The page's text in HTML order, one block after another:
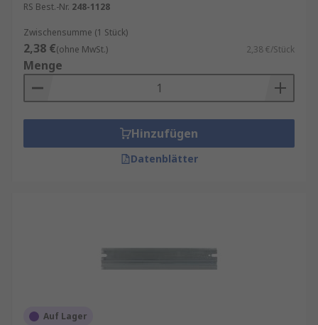
RS Best.-Nr. 248-1128
Zwischensumme (1 Stück)
2,38 €(ohne MwSt.) 2,38 €/Stück
Menge
Hinzufügen
Datenblätter
Auf Lager